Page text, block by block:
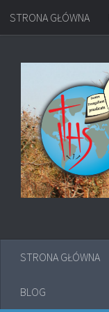
Przejdź do treści
STRONA GŁÓWNA
STRONA GŁÓWNA
BLOG